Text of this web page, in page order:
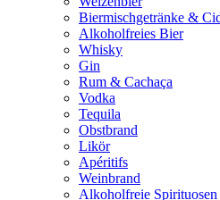
Biermischgetränke &
Alkoholfreies Bier
Whisky
Gin
Rum & Cachaça
Vodka
Tequila
Obstbrand
Likör
Apéritifs
Weinbrand
Alkoholfreie Spirituosen